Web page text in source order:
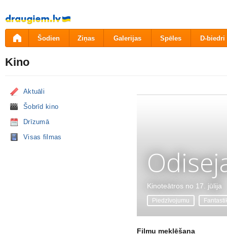
Pāriet
uz
saturu
Šodien Ziņas Galerijas Spēles D-biedri
Kino
Aktuāli
Šobrīd kino
Drīzumā
Visas filmas
Kinoteātros no 17. jūlija
Piedzīvojumu
Filmu meklēšana